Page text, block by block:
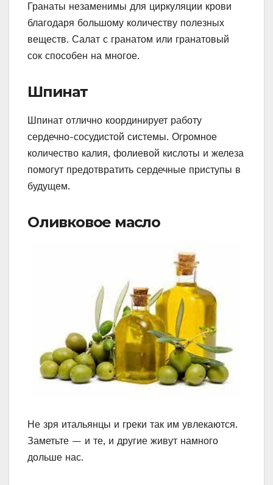
Гранаты незаменимы для циркуляции крови
благодаря большому количеству полезных
веществ. Салат с гранатом или гранатовый
сок способен на многое.
Шпинат
Шпинат отлично координирует работу
сердечно-сосудистой системы. Огромное
количество калия, фолиевой кислоты и железа
помогут предотвратить сердечные приступы в
будущем.
Oливковое масло
Не зря итальянцы и греки так им увлекаются.
Заметьте — и те, и другие живут намного
дольше нас.